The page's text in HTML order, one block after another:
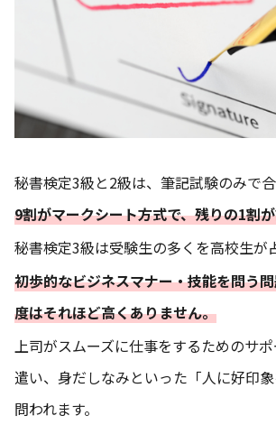
秘書検定3級と2級は、筆記試験のみで合
9割がマークシート方式で、残りの1割
秘書検定3級は受験生の多くを高校生が
初歩的なビジネスマナー・技能を問う
度はそれほど高くありません。
上司がスムーズに仕事をするためのサ
遣い、身だしなみといった「人に好印
問われます。